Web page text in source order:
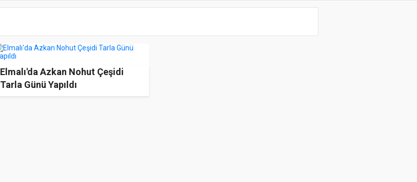
Elmalı'da Azkan Nohut Çeşidi
Tarla Günü Yapıldı